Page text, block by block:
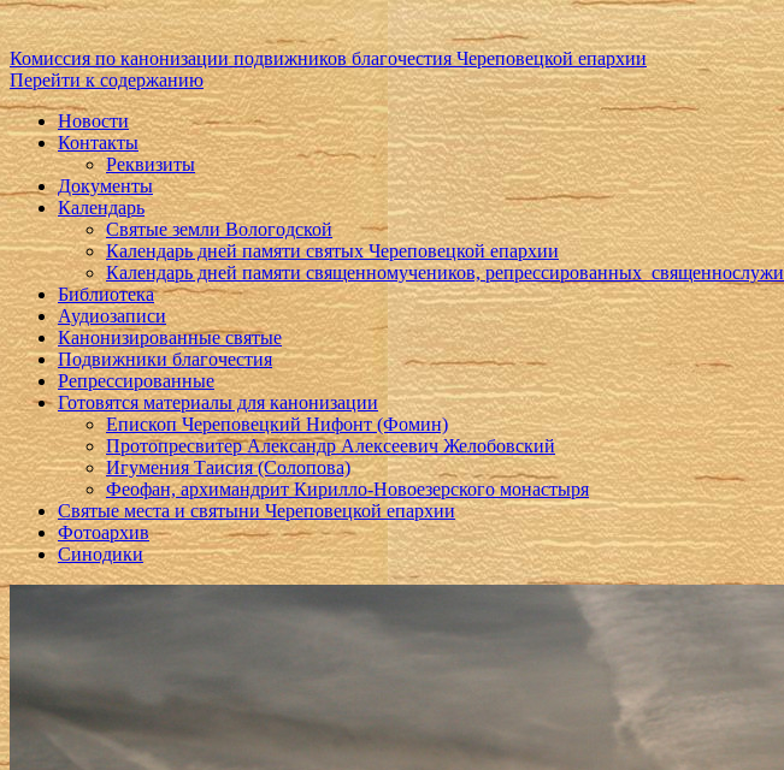
Комиссия по канонизации подвижников благочестия Череповецкой епархии
Перейти к содержанию
Новости
Контакты
Реквизиты
Документы
Календарь
Святые земли Вологодской
Календарь дней памяти святых Череповецкой епархии
Календарь дней памяти священномучеников, репрессированных
Библиотека
Аудиозаписи
Канонизированные святые
Подвижники благочестия
Репрессированные
Готовятся материалы для канонизации
Епископ Череповецкий Нифонт (Фомин)
Протопресвитер Александр Алексеевич Желобовский
Игумения Таисия (Солопова)
Феофан, архимандрит Кирилло-Новоезерского монастыря
Святые места и святыни Череповецкой епархии
Фотоархив
Синодики